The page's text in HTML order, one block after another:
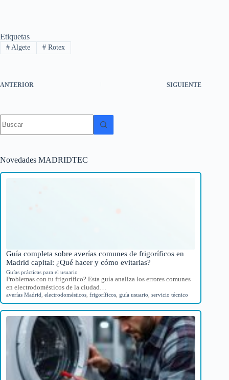
Etiquetas
#Algete #Rotex
ANTERIOR SIGUIENTE
resultados
Novedades MADRIDTEC
Guía completa sobre averías comunes de frigoríficos en
Madrid capital: ¿Qué hacer y cómo evitarlas?
Guías prácticas para el usuario
Problemas con tu frigorífico? Esta guía analiza los errores comunes
en electrodomésticos de la ciudad…
averías Madrid electrodomésticos frigoríficos guía usuario servicio técnico